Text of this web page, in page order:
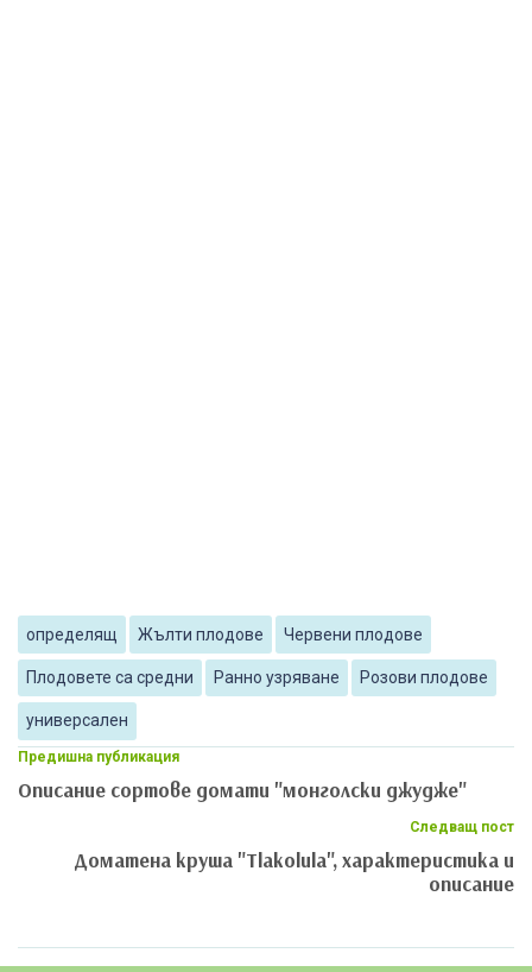
определящ Жълти плодове Червени плодове
Плодовете са средни Ранно узряване Розови плодове
универсален
Предишна публикация
Описание сортове домати "монголски джудже"
Следващ пост
Доматена круша "Tlakolula", характеристика и
описание